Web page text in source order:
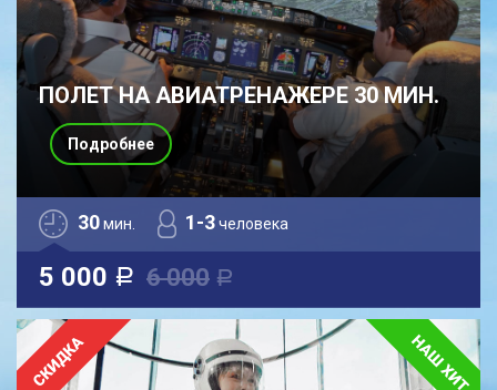
ПОЛЕТ НА АВИАТРЕНАЖЕРЕ 30 МИН.
30мин. 1-3человека
5 000 a 6 000 a
Подробнее